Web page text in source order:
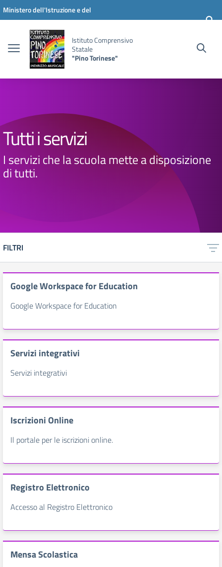
Vai ai contenuti
Vai al menu di navigazione
Vai al footer
Ministero dell'Istruzione e del
Istituto Comprensivo
Statale
"Pino Torinese"
Tutti i servizi
I servizi che la scuola mette a disposizione
di tutti.
FILTRI
Google Workspace for Education
Google Workspace for Education
Servizi integrativi
Servizi integrativi
Iscrizioni Online
Il portale per le iscrizioni online.
Registro Elettronico
Accesso al Registro Elettronico
Mensa Scolastica